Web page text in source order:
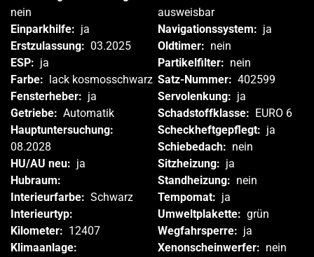
nein
Einparkhilfe: ja
Erstzulassung: 03.2025
ESP: ja
Farbe:
lack kosmosschwarz
Fensterheber: ja
Getriebe: Automatik
Hauptuntersuchung:
08.2028
HU/AU neu: ja
Hubraum:
Interieurfarbe: Schwarz
Interieurtyp:
Kilometer: 12407
Klimaanlage:
ausweisbar
Navigationssystem: ja
Oldtimer: nein
Partikelfilter: nein
Satz-Nummer: 402599
Servolenkung: ja
Schadstoffklasse: EURO 6
Scheckheftgepflegt: ja
Schiebedach: nein
Sitzheizung: ja
Standheizung: nein
Tempomat: ja
Umweltplakette: grün
Wegfahrsperre: ja
Xenonscheinwerfer: nein